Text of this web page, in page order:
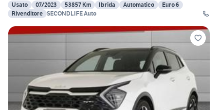
Usato
07/2023 53857 Km Ibrida Automatico
Euro 6
Rivenditore SECONDLIFE Auto